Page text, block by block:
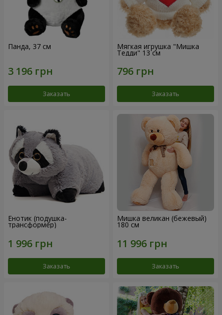
Панда, 37 см
Заказать
Мягкая игрушка "Мишка
Тедди" 13 см
Заказать
Енотик (подушка-
трансформер)
Заказать
Мишка великан (бежевый)
180 см
Заказать